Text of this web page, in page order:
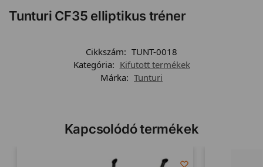
Tunturi CF35 elliptikus tréner
Cikkszám: TUNT-0018
Kategória: Kifutott termékek
Márka: Tunturi
Kapcsolódó termékek